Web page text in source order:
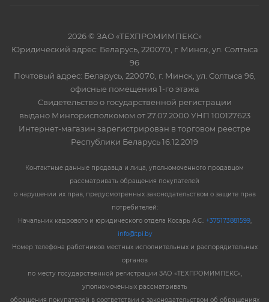
2026 © ЗАО «ТЕХПРОМИМПЕКС»
Юридический адрес: Беларусь, 220070, г. Минск, ул. Солтыса
96
Почтовый адрес: Беларусь, 220070, г. Минск, ул. Солтыса 96,
офисные помещения 1-го этажа
Свидетельство о государственной регистрации
выдано Мингорисполкомом от 27.07.2000 УНП 100127623
Интернет-магазин зарегистрирован в торговом реестре
Республики Беларусь 16.12.2019
Контактные данные продавца и лица, уполномоченного продавцом
рассматривать обращения покупателей
о нарушении их прав, предусмотренных законодательством о защите прав
потребителей:
Начальник кадрового и юридического отдела Косарь А.С.: +375173881599,
info@tpi.by
Номер телефона работников местных исполнительных и распорядительных
органов
по месту государственной регистрации ЗАО «ТЕХПРОМИМПЕКС»,
уполномоченных рассматривать
обращения покупателей в соответствии с законодательством об обращениях